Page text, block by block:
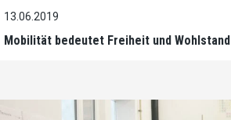
13.06.2019
Mobilität bedeutet Freiheit und Wohlstand